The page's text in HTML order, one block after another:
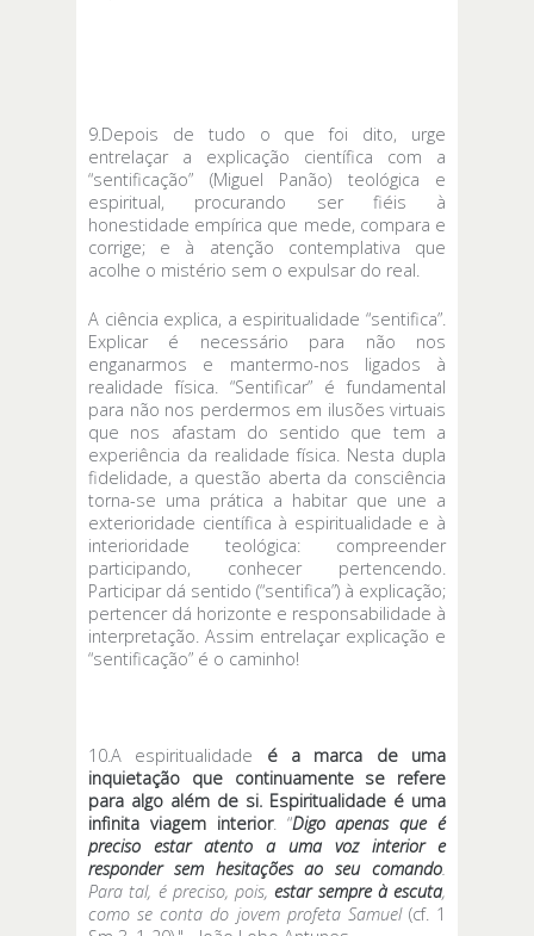
9.Depois de tudo o que foi dito, urge
entrelaçar a explicação científica com a
“sentificação” (Miguel Panão) teológica e
espiritual, procurando ser fiéis à
honestidade empírica que mede, compara e
corrige; e à atenção contemplativa que
acolhe o mistério sem o expulsar do real.
A ciência explica, a espiritualidade “sentifica”.
Explicar é necessário para não nos
enganarmos e mantermo-nos ligados à
realidade física. “Sentificar” é fundamental
para não nos perdermos em ilusões virtuais
que nos afastam do sentido que tem a
experiência da realidade física. Nesta dupla
fidelidade, a questão aberta da consciência
torna-se uma prática a habitar que une a
exterioridade científica à espiritualidade e à
interioridade teológica: compreender
participando, conhecer pertencendo.
Participar dá sentido (“sentifica”) à explicação;
pertencer dá horizonte e responsabilidade à
interpretação. Assim entrelaçar explicação e
“sentificação” é o caminho!
10.A espiritualidade é a marca de uma
inquietação que continuamente se refere
para algo além de si. Espiritualidade é uma
infinita viagem interior. “Digo apenas que é
preciso estar atento a uma voz interior e
responder sem hesitações ao seu comando.
Para tal, é preciso, pois,estar sempre à escuta,
como se conta do jovem profeta Samuel(cf. 1